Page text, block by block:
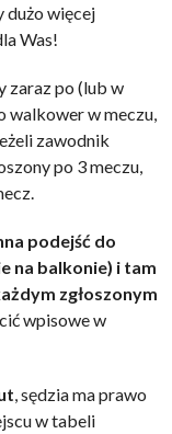
dużo więcej
Was!
zaraz po (lub w
walkower w meczu,
zawodnik
po 3 meczu,
podejść do
na balkonie) i tam
zgłoszonym
wpisowe w
, sędzia ma prawo
w tabeli